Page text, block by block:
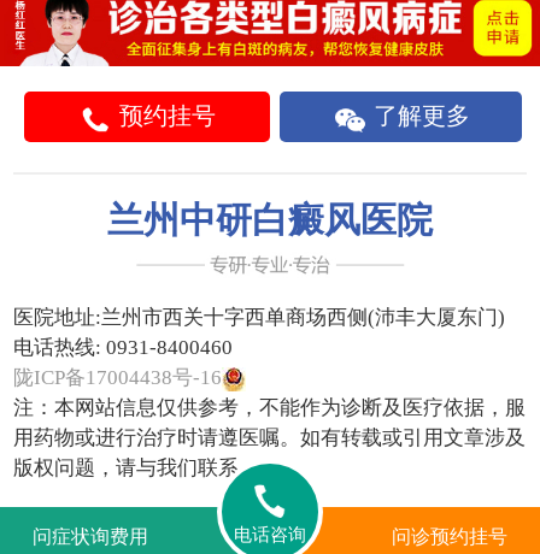
预约挂号 了解更多
兰州中研白癜风医院
医院地址:兰州市西关十字西单商场西侧(沛丰大厦东门)
电话热线: 0931-8400460
陇ICP备17004438号-16
注：本网站信息仅供参考，不能作为诊断及医疗依据，服
用药物或进行治疗时请遵医嘱。如有转载或引用文章涉及
版权问题，请与我们联系。
问症状询费用 电话咨询 问诊预约挂号